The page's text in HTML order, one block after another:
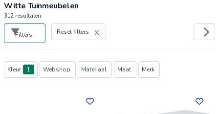
Witte Tuinmeubelen
312 resultaten
Filters Reset filters
Producten
Kleur 1 Webshop Materiaal Maat Merk